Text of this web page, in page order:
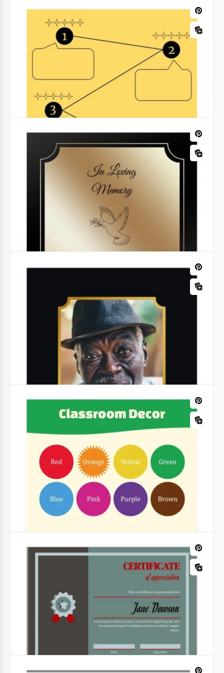
Inviti
Invito di San Valentino rosso e rosa
Ricevere un invito per San Valentino è molto più
Invito di matrimonio in stile folk
La nostra bellissima invito di matrimonio in stile folk
ti permetterà di invitare le persone al tuo evento
speciale in modo particolare.
Itinerario di viaggio semplice Ochre.
Rendi il tuo viaggio perfetto con il nostro modello di
itinerario con un fantastico design giallo. Scrivi tutte
le cose che devi tenere a mente quando viaggi.
Inviti per il funerale
Invito commemorativo in oro
Questa invito commemorativo realizzato in oro ha
un design totalmente eccezionale. Sembra molto
elegante ed enfatizza l'importanza del messaggio
scritto su di esso.